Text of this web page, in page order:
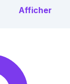
Afficher